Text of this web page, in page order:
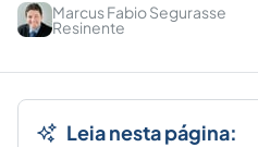
Marcus Fabio Segurasse
Resinente
Leia nesta página: